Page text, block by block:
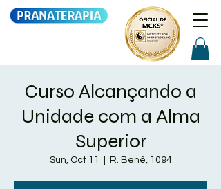
Curso Alcançando a
Unidade com a Alma
Superior
Sun, Oct 11 R. Benê, 1094